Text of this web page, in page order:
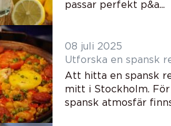
passar perfekt p&a...
08 juli 2025
Utforska en spansk
Att hitta en spansk
mitt i Stockholm.
spansk atmosfär